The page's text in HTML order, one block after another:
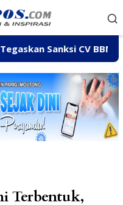
CV BBN Belum
Terbentuk,